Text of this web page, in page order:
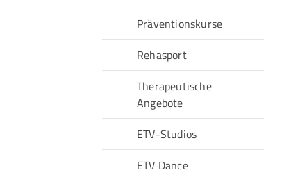
Präventionskurse
Rehasport
Therapeutische
Angebote
ETV-Studios
ETV Dance